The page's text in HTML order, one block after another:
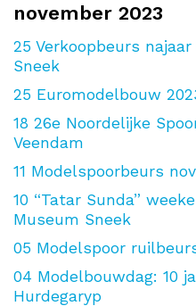
november 2023
25 Verkoopbeurs
Sneek
25 Euromodelbouw
18 26e Noordelijke
Veendam
11 Modelspoorbeurs
10 “Tatar Sunda”
Museum Sneek
05 Modelspoor
04 Modelbouwdag: 10
Hurdegaryp